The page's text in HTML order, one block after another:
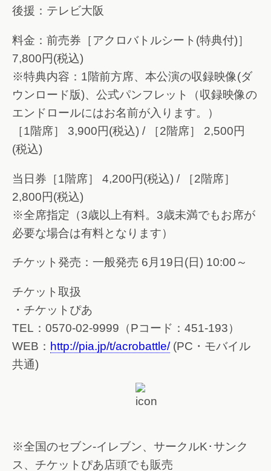
後援：テレビ大阪
料金：前売券［アクロバトルシート(特典付)］
7,800円(税込)
※特典内容：1階前方席、本公演の収録映像(ダ
ウンロード版)、公式パンフレット（収録映像の
エンドロールにはお名前が入ります。）
［1階席］ 3,900円(税込) / ［2階席］ 2,500円
(税込)
当日券［1階席］ 4,200円(税込) / ［2階席］
2,800円(税込)
※全席指定（3歳以上有料。3歳未満でもお席が
必要な場合は有料となります）
チケット発売：一般発売 6月19日(日) 10:00～
チケット取扱
・チケットぴあ
TEL：0570-02-9999（Pコード：451-193）
WEB： http://pia.jp/t/acrobattle/(PC・モバイル
共通)
※全国のセブン-イレブン、サークルK･サンク
ス、チケットぴあ店頭でも販売